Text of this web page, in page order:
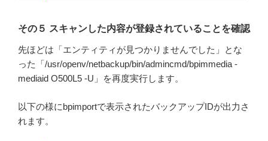
その５ スキャンした内容が登録されていることを確認
先ほどは「エンティティが見つかりませんでした」とな
った「/usr/openv/netbackup/bin/admincmd/bpimmedia -
mediaid O500L5 -U」を再度実行します。
以下の様にbpimportで表示されたバックアップIDが出力さ
れます。